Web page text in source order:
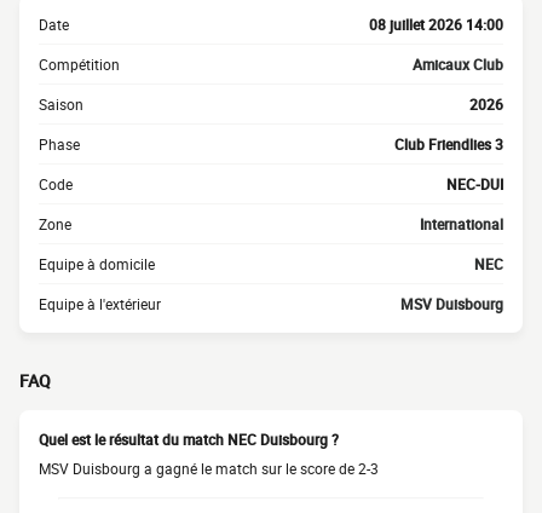
Date 08 juillet 2026 14:00
Compétition Amicaux Club
Saison 2026
Phase Club Friendlies 3
Code NEC-DUI
Zone International
Equipe à domicile NEC
Equipe à l'extérieur MSV Duisbourg
FAQ
Quel est le résultat du match NEC Duisbourg ?
MSV Duisbourg a gagné le match sur le score de 2-3